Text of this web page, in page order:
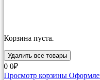
Корзина пуста.
Удалить все товары
0 0₽
Просмотр корзины